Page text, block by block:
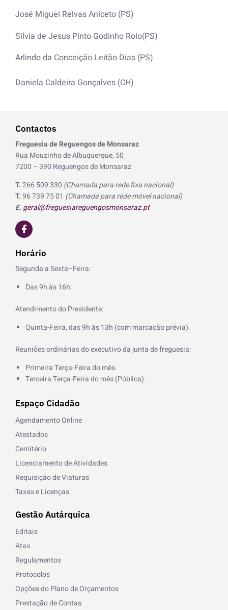
José Miguel Relvas Aniceto (PS)
Sílvia de Jesus Pinto Godinho Rolo(PS)
Arlindo da Conceição Leitão Dias (PS)
Daniela Caldeira Gonçalves (CH)
Contactos
Freguesia de Reguengos de Monsaraz
Rua Mouzinho de Albuquerque, 50
7200 – 390 Reguengos de Monsaraz
T.266 509 330 (Chamada para rede fixa nacional)
T.96 739 75 01 (Chamada para rede móvel nacional)
E.geral@freguesiareguengosmonsaraz.pt
F
a
c
e
b
o
o
k
Horário
Segunda a Sexta–Feira:
Das 9h às 16h.
Atendimento do Presidente:
Quinta-Feira, das 9h às 13h (com marcação prévia).
Reuniões ordinárias do executivo da junta de freguesia:
Primeira Terça-Feira do mês.
Terceira Terça-Feira do mês (Pública).
Espaço Cidadão
Agendamento Online
Atestados
Cemitério
Licenciamento de Atividades
Requisição de Viaturas
Taxas e Licenças
Gestão Autárquica
Editais
Atas
Regulamentos
Protocolos
Opções do Plano de Orçamentos
Prestação de Contas